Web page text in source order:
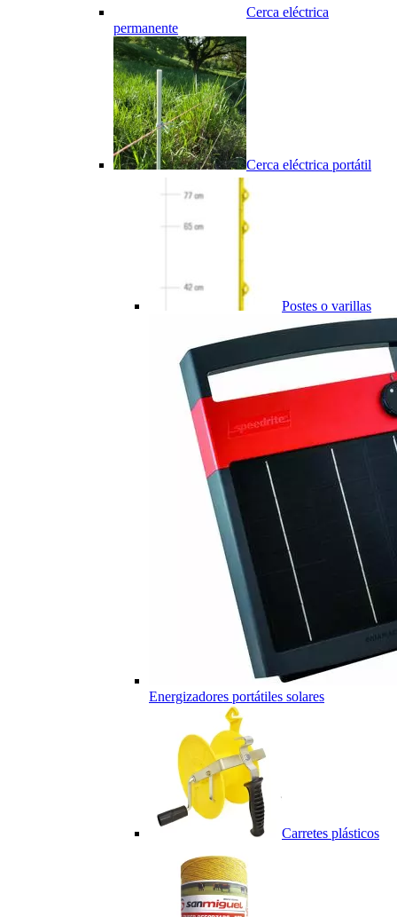
Cerca eléctrica
permanente
Cerca eléctrica portátil
Postes o varillas
Energizadores portátiles solares
Carretes plásticos